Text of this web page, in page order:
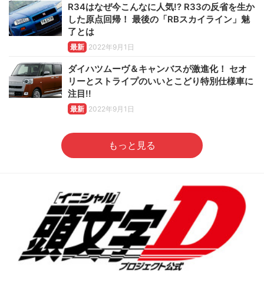
R34はなぜ今こんなに人気!? R33の反省を生か
した原点回帰！ 最後の「RBスカイライン」魅
了とは
最新 2022年9月1日
ダイハツムーヴ＆キャンバスが激進化！ セオ
リーとストライプのいいとこどり特別仕様車に
注目!!
最新 2022年9月1日
もっと見る